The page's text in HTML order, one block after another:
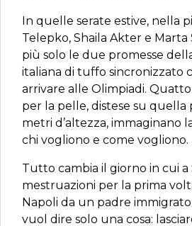
In quelle serate estive, nella
Telepko, Shaila Akter e
più solo le due promesse
italiana di tuffo sincronizzato
arrivare alle Olimpiadi.
per la pelle, distese su quella
metri d’altezza, immaginano
chi vogliono e come vogliono.
Tutto cambia il giorno in cui a
mestruazioni per la prima
Napoli da un padre
vuol dire solo una cosa: